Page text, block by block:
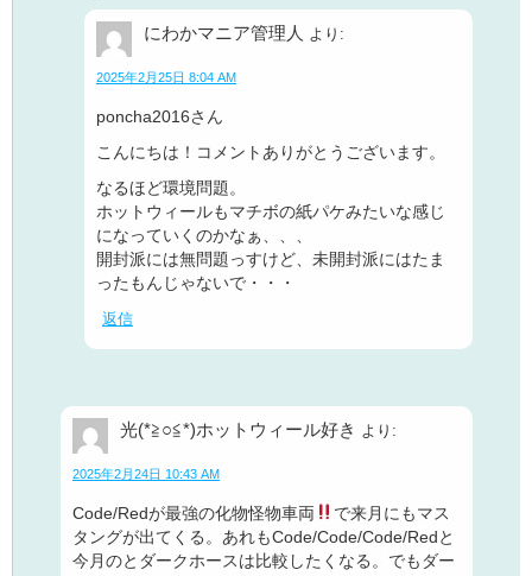
にわかマニア管理人 より:
2025年2月25日 8:04 AM
poncha2016さん
こんにちは！コメントありがとうございます。
なるほど環境問題。
ホットウィールもマチボの紙パケみたいな感じ
になっていくのかなぁ、、、
開封派には無問題っすけど、未開封派にはたま
ったもんじゃないで・・・
返信
光(*≧○≦*)ホットウィール好き より:
2025年2月24日 10:43 AM
Code/Redが最強の化物怪物車両
で来月にもマス
タングが出てくる。あれもCode/Code/Code/Redと
今月のとダークホースは比較したくなる。でもダー